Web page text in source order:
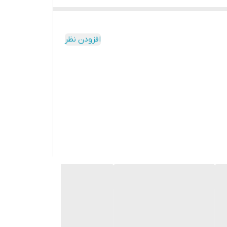
افزودن نظر